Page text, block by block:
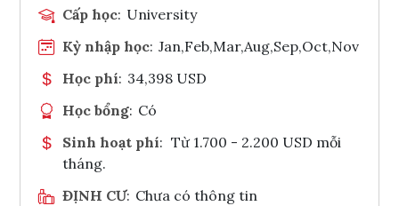
Cấp học: University
Kỳ nhập học: Jan,Feb,Mar,Aug,Sep,Oct,Nov
Học phí: 34,398 USD
Học bổng: Có
Sinh hoạt phí: Từ 1.700 - 2.200 USD mỗi
tháng.
ĐỊNH CƯ: Chưa có thông tin